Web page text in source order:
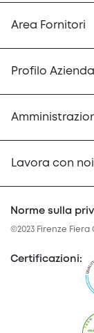
Area Fornitori
Profilo
Lavora con noi
Norme sulla
©2023 Firenze Fiera
Certificazioni: